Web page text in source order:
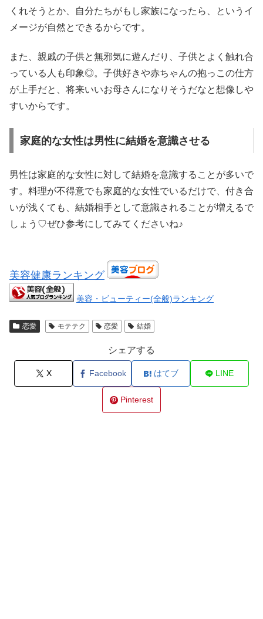
くれそうとか、自分たちがもし家族になったら、というイ
メージが自然とできるからです。
また、親戚の子供と無邪気に遊んだり、子供とよく触れ合
っている人も印象◎。子供好きや赤ちゃんの抱っこの仕方
が上手だと、将来いいお母さんになりそうだなと想像しや
すいからです。
家庭的な女性は男性に結婚を意識させる
男性は家庭的な女性に対して結婚を意識することが多いで
す。料理が不得意でも家庭的な女性でいるだけで、付き合
いが浅くても、結婚相手として意識されることが増えるで
しょう♡ぜひ参考にしてみてくださいね♪
美容健康ランキング
美容・ビューティー(全般)ランキング
恋愛 モテテク 恋愛 結婚
シェアする
X Facebook はてブ LINE
Pinterest